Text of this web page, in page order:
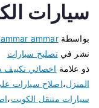
سيارات
بواسطةammar ammar
نشر فيتصليح سيارات
ذو علامة اخصائي تكييف
المنزل،اصلاح سيارات
سيارات متنقل الكويت،